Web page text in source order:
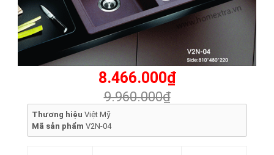
8.466.000₫
9.960.000₫
Thương hiệu Việt Mỹ
Mã sản phẩm V2N-04